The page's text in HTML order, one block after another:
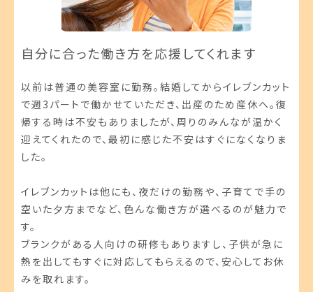
自分に合った働き方を応援してくれます
以前は普通の美容室に勤務。結婚してからイレブンカット
で週3パートで働かせていただき、出産のため産休へ。復
帰する時は不安もありましたが、周りのみんなが温かく
迎えてくれたので、最初に感じた不安はすぐになくなりま
した。
イレブンカットは他にも、夜だけの勤務や、子育てで手の
空いた夕方までなど、色んな働き方が選べるのが魅力で
す。
ブランクがある人向けの研修もありますし、子供が急に
熱を出してもすぐに対応してもらえるので、安心してお休
みを取れます。